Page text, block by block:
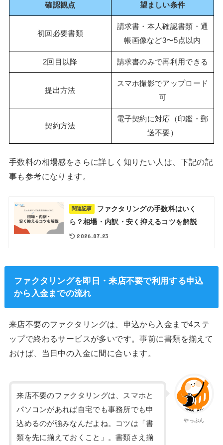
確認観点 望ましい条件
初回必要書類
請求書・本人確認書類・通
帳画像など3〜5点以内
2回目以降 請求書のみで再利用できる
提出方法
スマホ撮影でアップロード
可
契約方法
電子契約に対応（印鑑・郵
送不要）
手数料の相場感をさらに詳しく知りたい人は、下記の記
事も参考になります。
関連記事
ファクタリングの手数料はいく
ら？相場・内訳・安く抑えるコツを解説
2026.07.23
ファクタリングを即日・来店不要で利用する申込
から入金までの流れ
来店不要のファクタリングは、申込から入金まで4ステ
ップで終わるサービスが多いです。事前に書類を揃えて
おけば、当日中の入金に間に合います。
やっぷん
来店不要のファクタリングは、スマホと
パソコンがあれば自宅でも事務所でも申
込めるのが強みなんだよね。コツは「書
類を先に揃えておくこと」。書類さえ揃